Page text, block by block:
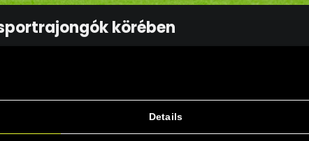
Details
körében
szempontjából is az elsők között szerepelnek a magyar
magyar szurkolói bázisa pedig több mint egymillió
a LALIGA mérkőzéseire Magyarországon.